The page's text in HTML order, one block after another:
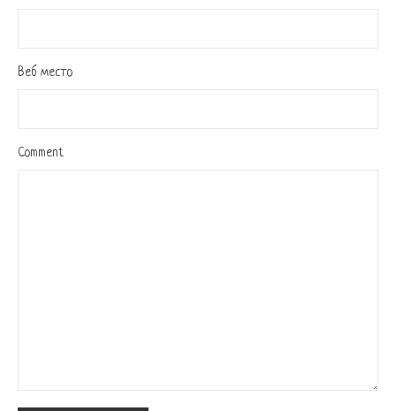
Веб место
Comment